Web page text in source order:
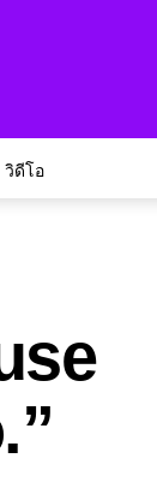
วิดีโอ